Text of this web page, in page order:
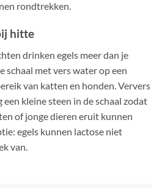
rondtrekken.
hitte
drinken egels meer dan je
schaal met vers water op een
van katten en honden. Ververs
kleine steen in de schaal zodat
of jonge dieren eruit kunnen
egels kunnen lactose niet
van.